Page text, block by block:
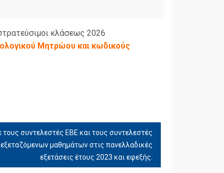
κλάσεως 2026
Μητρώου και κωδικούς
συντελεστές ΕΒΕ και τους συντελεστές
μαθημάτων στις πανελλαδικές
εξετάσεις έτους 2023 και εφεξής.